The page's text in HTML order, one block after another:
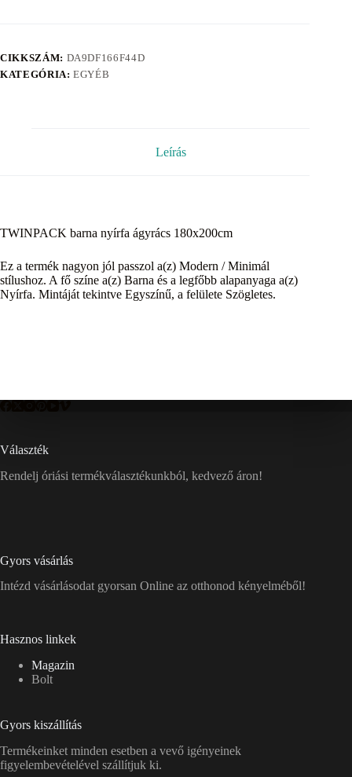
CIKKSZÁM: DA9DF166F44D
KATEGÓRIA:EGYÉB
Leírás
TWINPACK barna nyírfa ágyrács 180x200cm
Ez a termék nagyon jól passzol a(z) Modern / Minimál
stílushoz. A fő színe a(z) Barna és a legfőbb alapanyaga a(z)
Nyírfa. Mintáját tekintve Egyszínű, a felülete Szögletes.
Választék
Rendelj óriási termékválasztékunkból, kedvező áron!
Gyors vásárlás
Intézd vásárlásodat gyorsan Online az otthonod kényelméből!
Hasznos linkek
Magazin
Bolt
Gyors kiszállítás
Termékeinket minden esetben a vevő igényeinek
figyelembevételével szállítjuk ki.